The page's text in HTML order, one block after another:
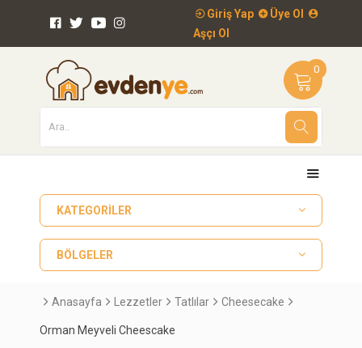
Giriş Yap
Üye Ol
Aşçı Ol
0
KATEGORILER
BÖLGELER
Anasayfa Lezzetler Tatlılar Cheesecake
Orman Meyveli Cheescake